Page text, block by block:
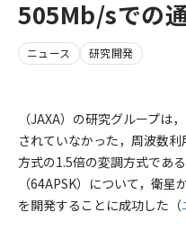
505Mb/sでの
ニュース 研究開発
（JAXA）の研究グループは
されていなかった，周波数
方式の1.5倍の変調方式であ
（64APSK）について，衛
を開発することに成功した（